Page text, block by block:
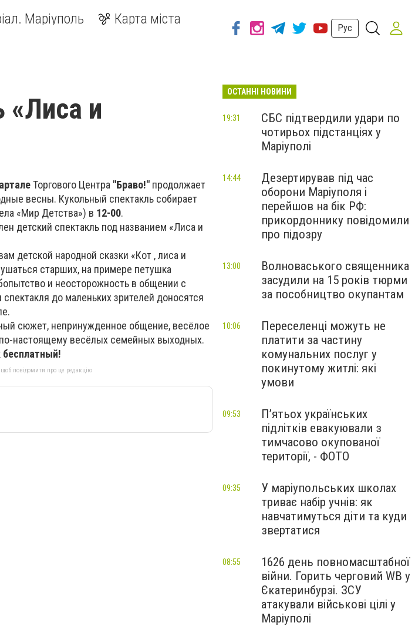
Маріуполь Карта міста
Рус
«Лиса и
Торгового Центра "Браво!" продолжает
весны. Кукольный спектакль собирает
«Мир Детства») в 12-00.
детский спектакль под названием «Лиса и
детской народной сказки «Кот , лиса и
старших, на примере петушка
и неосторожность в общении с
до маленьких зрителей доносятся
сюжет, непринужденное общение, весёлое
настоящему весёлых семейных выходных.
бесплатный!
повідомити про це редакцію
ОСТАННІ НОВИНИ
СБС підтвердили удари по
чотирьох підстанціях у
Маріуполі
19:31
Дезертирував під час
оборони Маріуполя і
перейшов на бік РФ:
прикордоннику повідомили
про підозру
14:44
Волноваського священника
засудили на 15 років тюрми
за пособництво окупантам
13:00
Переселенці можуть не
платити за частину
комунальних послуг у
покинутому житлі: які
умови
10:06
П’ятьох українських
підлітків евакуювали з
тимчасово окупованої
території, - ФОТО
09:53
У маріупольських школах
триває набір учнів: як
навчатимуться діти та куди
звертатися
09:35
1626 день повномасштабної
війни. Горить черговий WB у
Єкатеринбурзі. ЗСУ
атакували військові цілі у
Маріуполі
08:55